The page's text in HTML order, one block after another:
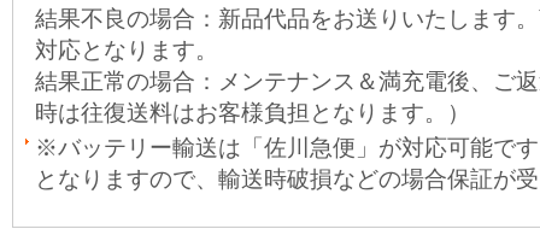
結果不良の場合：新品代品をお送りいたします
対応となります。
結果正常の場合：メンテナンス＆満充電後、ご
時は往復送料はお客様負担となります。）
※バッテリー輸送は「佐川急便」が対応可能で
となりますので、輸送時破損などの場合保証が